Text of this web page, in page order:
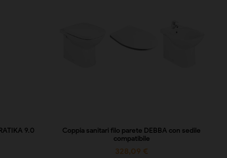
9.0
Coppia sanitari filo parete DEBBA con sedile
compatibile
328,09 €